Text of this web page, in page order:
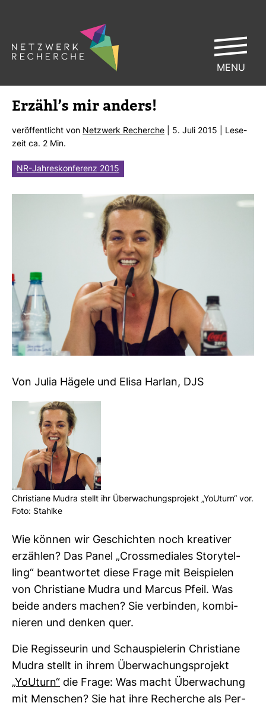
Erzähl’s mir anders!
ver­öf­fent­licht von Netz­werk Recherche | 5. Juli 2015 | Lese­
zeit ca. 2 Min.
NR-Jahreskonferenz 2015
Von Julia Hägele und Elisa Harlan, DJS
Chris­tiane Mudra stellt ihr Über­wa­chungs­pro­jekt „YoU­turn“ vor.
Foto: Stahlke
Wie können wir Geschichten noch krea­tiver
erzählen? Das Panel „Cross­me­diales Sto­ry­tel­
ling“ beant­wortet diese Frage mit Bei­spielen
von Chris­tiane Mudra und Marcus Pfeil. Was
beide anders machen? Sie ver­binden, kom­bi­
nieren und denken quer.
Die Regis­seurin und Schau­spie­lerin Chris­tiane
Mudra stellt in ihrem Über­wa­chungs­pro­jekt
„YoU­turn“ die Frage: Was macht Über­wa­chung
mit Men­schen? Sie hat ihre Recherche als Per­
MENU